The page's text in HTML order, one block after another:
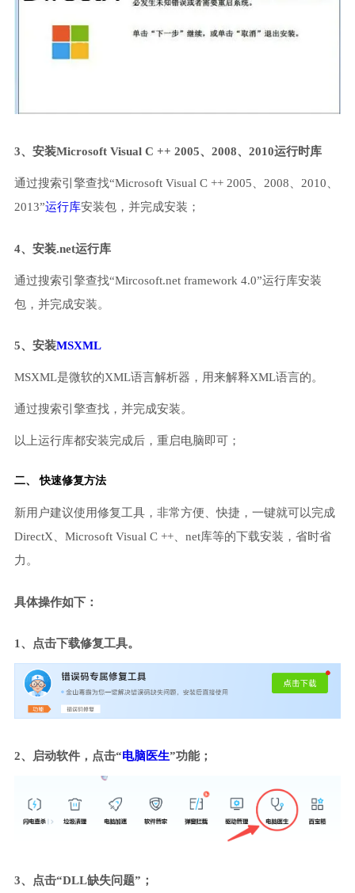
3、安装Microsoft Visual C ++ 2005、2008、2010运行时库
通过搜索引擎查找“Microsoft Visual C ++ 2005、2008、2010、
2013”运行库安装包，并完成安装；
4、安装.net运行库
通过搜索引擎查找“Mircosoft.net framework 4.0”运行库安装
包，并完成安装。
5、安装MSXML
MSXML是微软的XML语言解析器，用来解释XML语言的。
通过搜索引擎查找，并完成安装。
以上运行库都安装完成后，重启电脑即可；
二、 快速修复方法
新用户建议使用修复工具，非常方便、快捷，一键就可以完成
DirectX、Microsoft Visual C ++、net库等的下载安装，省时省
力。
具体操作如下：
1、点击下载修复工具。
2、启动软件，点击“电脑医生”功能；
3、点击“DLL缺失问题”；